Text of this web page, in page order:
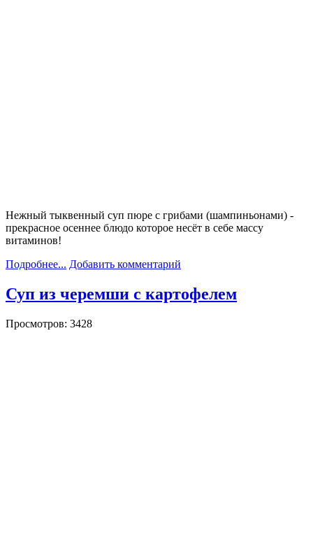
Нежный тыквенный суп пюре с грибами (шампиньонами) -
прекрасное осеннее блюдо которое несёт в себе массу
витаминов!
Подробнее... Добавить комментарий
Суп из черемши с картофелем
Просмотров: 3428